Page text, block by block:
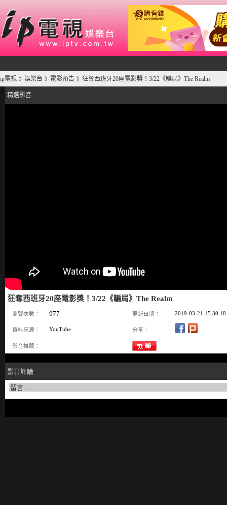
ip電視 》 娛樂台 》 電影預告 》 狂奪西班牙20座電影獎！3/22《騙局》The Realm
精選影音
狂奪西班牙20座電影獎！3/22《騙局》The Realm
瀏覽次數： 977 更新日期： 2019-03-21 15:30:18
資料來源： YouTube 分享：
影音推薦：
影音評論